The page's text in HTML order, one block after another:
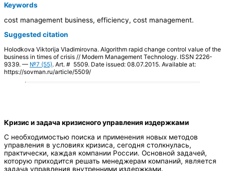
Keywords
сost management business, efficiency, cost management.
Suggested citation
Holodkova Viktorija Vladimirovna. Algorithm rapid change control value of the
business in times of crisis // Modern Management Technology. ISSN 2226-
9339. — №7 (55). Art. # 5509. Date issued: 08.07.2015. Available at:
https://sovman.ru/article/5509/
Кризис и задача кризисного управления издержками
С необходимостью поиска и применения новых методов
управления в условиях кризиса, сегодня столкнулась,
практически, каждая компании России. Основной задачей,
которую приходится решать менеджерам компаний, является
задача управления внутренними издержками.